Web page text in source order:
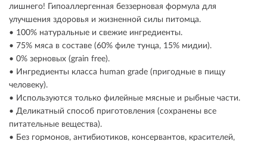
лишнего! Гипоаллергенная беззерновая формула для
улучшения здоровья и жизненной силы питомца.
• 100% натуральные и свежие ингредиенты.
• 75% мяса в составе (60% филе тунца, 15% мидии).
• 0% зерновых (grain free).
• Ингредиенты класса human grade (пригодные в пищу
человеку).
• Используются только филейные мясные и рыбные части.
• Деликатный способ приготовления (сохранены все
питательные вещества).
• Без гормонов, антибиотиков, консервантов, красителей,